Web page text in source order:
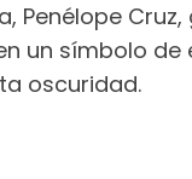
Penélope
un símbolo
oscuridad.